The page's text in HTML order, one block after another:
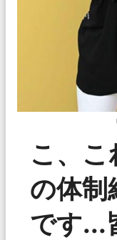
こ、
の体制
です...